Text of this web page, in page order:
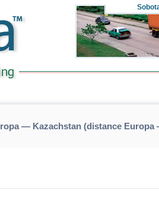
— Kazachstan (distance